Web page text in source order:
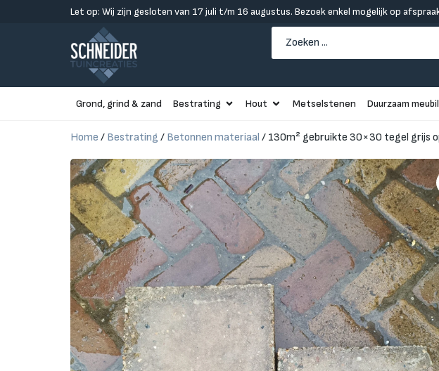
Let op: Wij zijn gesloten van 17 juli t/m 16 augustus. Bezoek enkel mogelijk op
Grond, grind & zand Bestrating Hout Metselstenen Duurzaam
Home / Bestrating / Betonnen materiaal / 130m² gebruikte 30×30 tegel grijs